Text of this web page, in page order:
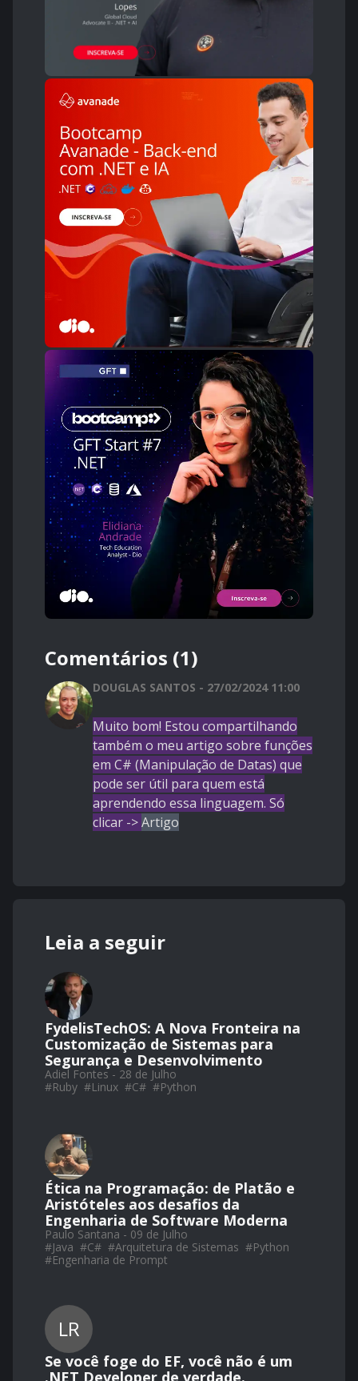
Comentários (1)
DOUGLAS SANTOS - 27/02/2024 11:00
Muito bom! Estou compartilhando
também o meu artigo sobre funções
em C# (Manipulação de Datas) que
pode ser útil para quem está
aprendendo essa linguagem. Só
clicar ->Artigo
Leia a seguir
FydelisTechOS: A Nova Fronteira na
Customização de Sistemas para
Segurança e Desenvolvimento
Adiel Fontes - 28 de Julho
#Ruby #Linux #C# #Python
Ética na Programação: de Platão e
Aristóteles aos desafios da
Engenharia de Software Moderna
Paulo Santana - 09 de Julho
#Java #C# #Arquitetura de Sistemas #Python
#Engenharia de Prompt
LR
Se você foge do EF, você não é um
.NET Developer de verdade.